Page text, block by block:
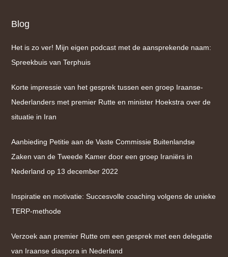
Blog
Het is zo ver! Mijn eigen podcast met de aansprekende naam:
Spreekbuis van Terphuis
Korte impressie van het gesprek tussen een groep Iraanse-
Nederlanders met premier Rutte en minister Hoekstra over de
situatie in Iran
Aanbieding Petitie aan de Vaste Commissie Buitenlandse
Zaken van de Tweede Kamer door een groep Iraniërs in
Nederland op 13 december 2022
Inspiratie en motivatie: Succesvolle coaching volgens de unieke
TERP-methode
Verzoek aan premier Rutte om een gesprek met een delegatie
van Iraanse diaspora in Nederland